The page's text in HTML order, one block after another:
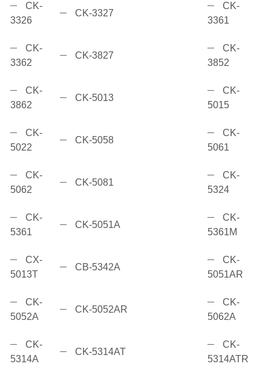
CK-
3326
CK-3327
CK-
3361
CK-
3362
CK-3827
CK-
3852
CK-
3862
CK-5013
CK-
5015
CK-
5022
CK-5058
CK-
5061
CK-
5062
CK-5081
CK-
5324
CK-
5361
CK-5051A
CK-
5361M
CX-
5013T
CB-5342A
CK-
5051AR
CK-
5052A
CK-5052AR
CK-
5062A
CK-
5314A
CK-5314AT
CK-
5314ATR